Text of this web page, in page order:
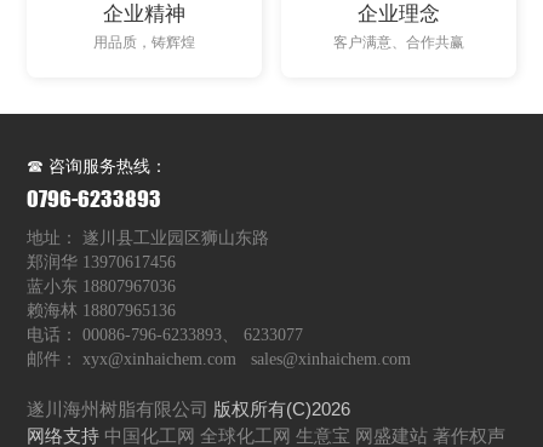
企业精神
用品质，铸辉煌
企业理念
客户满意、合作共赢
☎ 咨询服务热线：
0796-6233893
地址： 遂川县工业园区狮山东路
郑润华 13970617456
蓝小东 18807967036
赖海林 18807965136
电话： 00086-796-6233893、 6233077
邮件： xyx@xinhaichem.com sales@xinhaichem.com
遂川海州树脂有限公司 版权所有(C)2026
网络支持 中国化工网 全球化工网 生意宝 网盛建站 著作权声